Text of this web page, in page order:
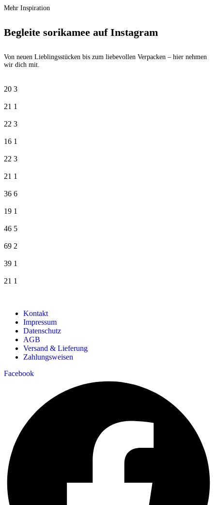
Mehr Inspiration
Begleite sorikamee auf Instagram
Von neuen Lieblingsstücken bis zum liebevollen Verpacken – hier nehmen
wir dich mit.
20 3
21 1
22 3
16 1
22 3
21 1
36 6
19 1
46 5
69 2
39 1
21 1
Kontakt
Impressum
Datenschutz
AGB
Versand & Lieferung
Zahlungsweisen
Facebook